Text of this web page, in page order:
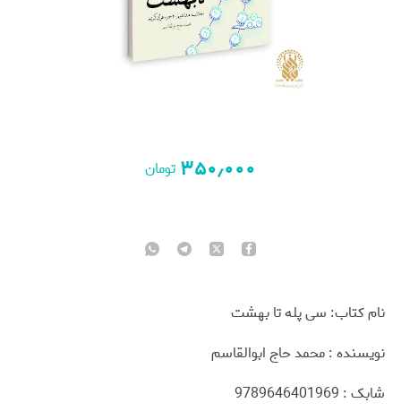
۳۵۰٫۰۰۰ تومان
نام کتاب: سی پله تا بهشت
نويسنده : محمد حاج ابوالقاسم
شابک : 9789646401969